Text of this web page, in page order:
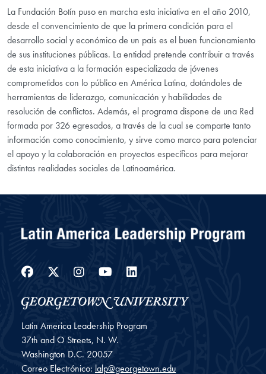
La Fundación Botín puso en marcha esta iniciativa en el año 2010,
desde el convencimiento de que la primera condición para el
desarrollo social y económico de un país es el buen funcionamiento
de sus instituciones públicas. La entidad pretende contribuir a través
de esta iniciativa a la formación especializada de jóvenes
comprometidos con lo público en América Latina, dotándoles de
herramientas de liderazgo, comunicación y habilidades de
resolución de conflictos. Además, el programa dispone de una Red
formada por 326 egresados, a través de la cual se comparte tanto
información como conocimiento, y sirve como marco para potenciar
el apoyo y la colaboración en proyectos específicos para mejorar
distintas realidades sociales de Latinoamérica.
Facebook
Twitter
Instagram
YouTube
LinkedIn
Latin America Leadership Program
37th and O Streets, N. W.
Washington D.C. 20057
Correo Electrónico: lalp@georgetown.edu